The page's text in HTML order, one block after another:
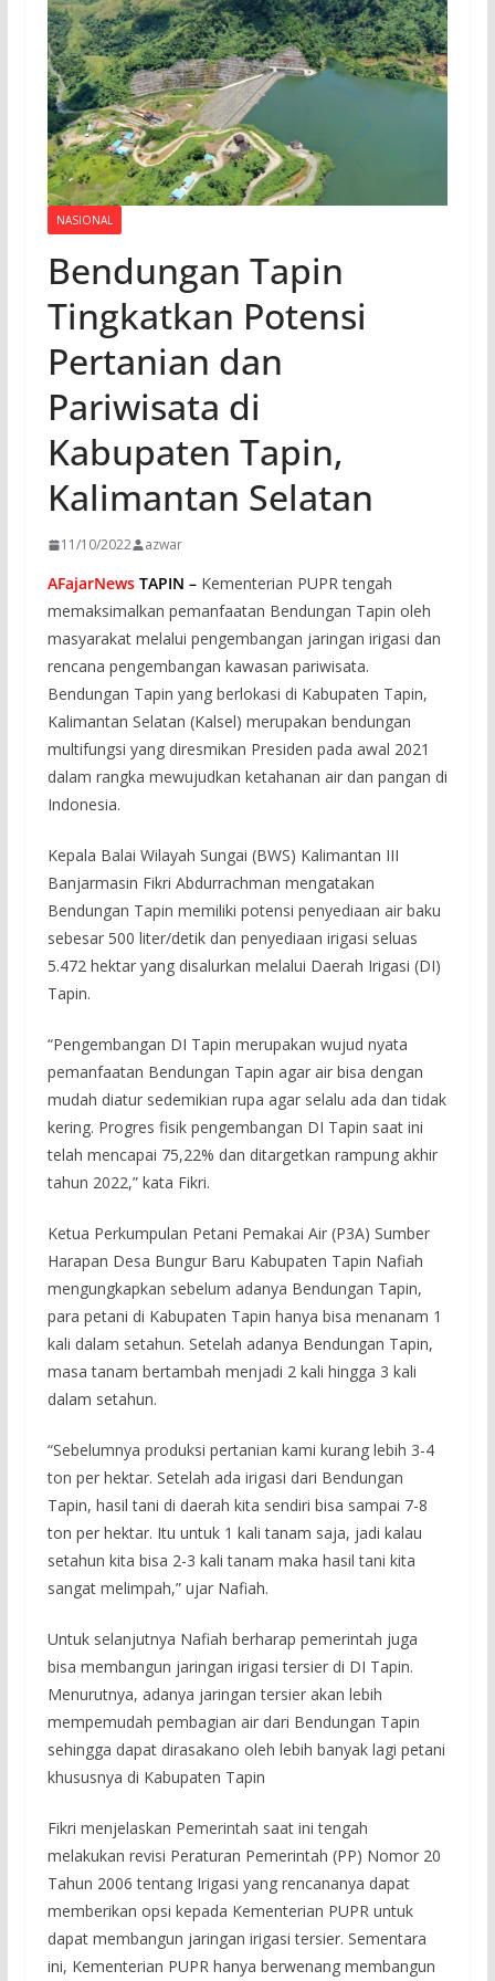
NASIONAL
Bendungan Tapin
Tingkatkan Potensi
Pertanian dan
Pariwisata di
Kabupaten Tapin,
Kalimantan Selatan
11/10/2022 azwar
AFajarNews TAPIN –Kementerian PUPR tengah
memaksimalkan pemanfaatan Bendungan Tapin oleh
masyarakat melalui pengembangan jaringan irigasi dan
rencana pengembangan kawasan pariwisata.
Bendungan Tapin yang berlokasi di Kabupaten Tapin,
Kalimantan Selatan (Kalsel) merupakan bendungan
multifungsi yang diresmikan Presiden pada awal 2021
dalam rangka mewujudkan ketahanan air dan pangan di
Indonesia.
Kepala Balai Wilayah Sungai (BWS) Kalimantan III
Banjarmasin Fikri Abdurrachman mengatakan
Bendungan Tapin memiliki potensi penyediaan air baku
sebesar 500 liter/detik dan penyediaan irigasi seluas
5.472 hektar yang disalurkan melalui Daerah Irigasi (DI)
Tapin.
“Pengembangan DI Tapin merupakan wujud nyata
pemanfaatan Bendungan Tapin agar air bisa dengan
mudah diatur sedemikian rupa agar selalu ada dan tidak
kering. Progres fisik pengembangan DI Tapin saat ini
telah mencapai 75,22% dan ditargetkan rampung akhir
tahun 2022,” kata Fikri.
Ketua Perkumpulan Petani Pemakai Air (P3A) Sumber
Harapan Desa Bungur Baru Kabupaten Tapin Nafiah
mengungkapkan sebelum adanya Bendungan Tapin,
para petani di Kabupaten Tapin hanya bisa menanam 1
kali dalam setahun. Setelah adanya Bendungan Tapin,
masa tanam bertambah menjadi 2 kali hingga 3 kali
dalam setahun.
“Sebelumnya produksi pertanian kami kurang lebih 3-4
ton per hektar. Setelah ada irigasi dari Bendungan
Tapin, hasil tani di daerah kita sendiri bisa sampai 7-8
ton per hektar. Itu untuk 1 kali tanam saja, jadi kalau
setahun kita bisa 2-3 kali tanam maka hasil tani kita
sangat melimpah,” ujar Nafiah.
Untuk selanjutnya Nafiah berharap pemerintah juga
bisa membangun jaringan irigasi tersier di DI Tapin.
Menurutnya, adanya jaringan tersier akan lebih
mempemudah pembagian air dari Bendungan Tapin
sehingga dapat dirasakano oleh lebih banyak lagi petani
khususnya di Kabupaten Tapin
Fikri menjelaskan Pemerintah saat ini tengah
melakukan revisi Peraturan Pemerintah (PP) Nomor 20
Tahun 2006 tentang Irigasi yang rencananya dapat
memberikan opsi kepada Kementerian PUPR untuk
dapat membangun jaringan irigasi tersier. Sementara
ini, Kementerian PUPR hanya berwenang membangun